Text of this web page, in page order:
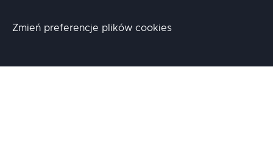
Zmień preferencje plików cookies